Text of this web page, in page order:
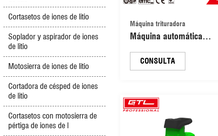
Cortasetos de iones de litio
Soplador y aspirador de iones
de litio
Motosierra de iones de litio
Cortadora de césped de iones
de litio
Cortasetos con motosierra de
pértiga de iones de l
Máquina trituradora
Máquina automática
paja y maíz con cinta
transportadora de hierro,
cortadora de alimento
animales (9ZT-3T)
CONSULTA